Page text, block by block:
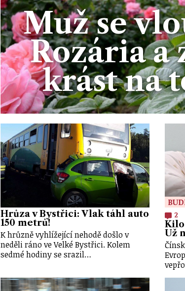
Muž se
Rozária
krást na
Hrůza v Bystřici: Vlak táhl auto
150 metrů!
K hrůzně vyhlížející nehodě došlo v
neděli ráno ve Velké Bystřici. Kolem
sedmé hodiny se srazil…
2
Kilo
Už